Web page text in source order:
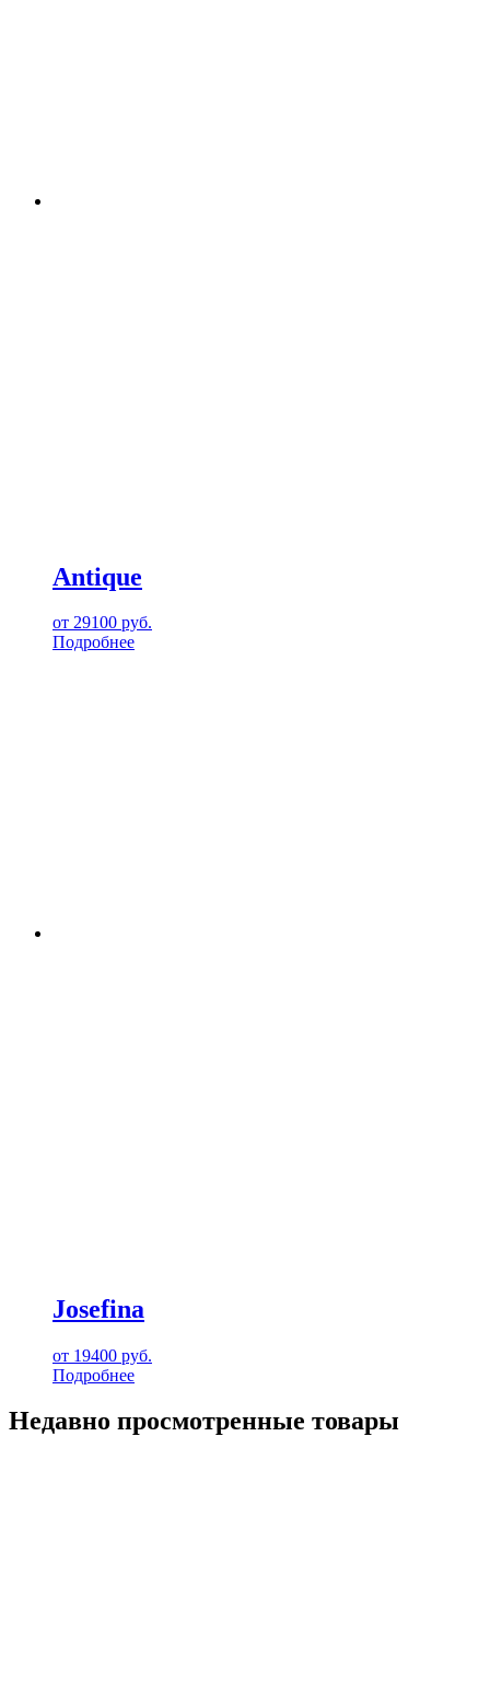
Antique
от 29100 руб.
Подробнее
Josefina
от 19400 руб.
Подробнее
Недавно просмотренные товары